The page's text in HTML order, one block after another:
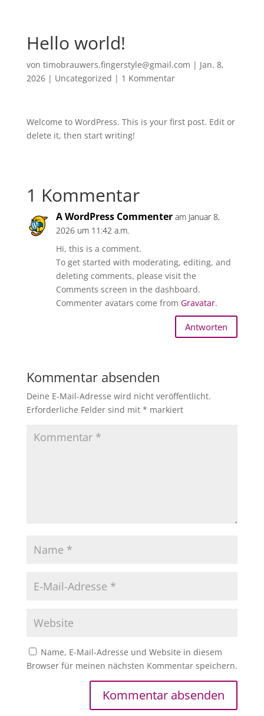
Hello world!
von timobrauwers.fingerstyle@gmail.com | Jan. 8,
2026| Uncategorized | 1 Kommentar
Welcome to WordPress. This is your first post. Edit or
delete it, then start writing!
1 Kommentar
A WordPress Commenter am Januar 8,
2026 um 11:42 a.m.
Hi, this is a comment.
To get started with moderating, editing, and
deleting comments, please visit the
Comments screen in the dashboard.
Commenter avatars come from Gravatar.
Antworten
Kommentar absenden
Deine E-Mail-Adresse wird nicht veröffentlicht.
Erforderliche Felder sind mit * markiert
Name, E-Mail-Adresse und Website in diesem
Browser für meinen nächsten Kommentar speichern.